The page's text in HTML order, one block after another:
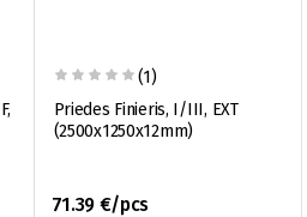
(1)
Priedes Finieris, I/III, EXT
(2500x1250x12mm)
71.39 €/pcs